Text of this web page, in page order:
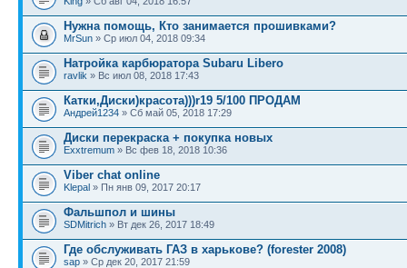
Нужна помощь, Кто занимается прошивками?
MrSun » Ср июл 04, 2018 09:34
Натройка карбюратора Subaru Libero
ravlik » Вс июл 08, 2018 17:43
Катки,Диски)красота)))r19 5/100 ПРОДАМ
Андрей1234 » Сб май 05, 2018 17:29
Диски перекраска + покупка новых
Exxtremum » Вс фев 18, 2018 10:36
Viber chat online
Klepal » Пн янв 09, 2017 20:17
Фальшпол и шины
SDMitrich » Вт дек 26, 2017 18:49
Где обслуживать ГАЗ в харькове? (forester 2008)
sap » Ср дек 20, 2017 21:59